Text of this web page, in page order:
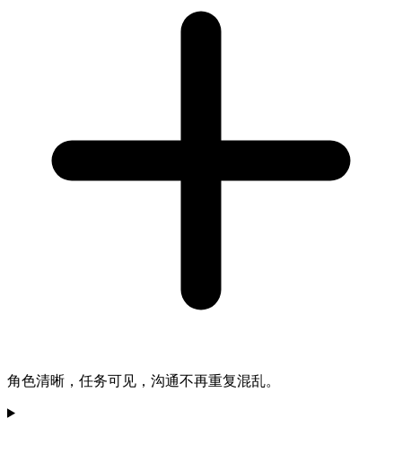
角色清晰，任务可见，沟通不再重复混乱。